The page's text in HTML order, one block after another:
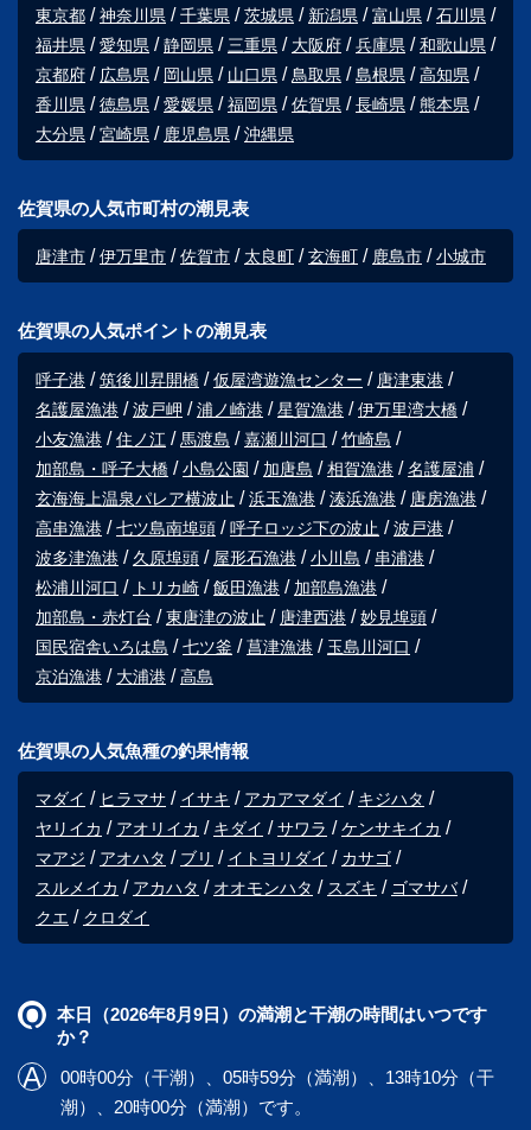
東京都
神奈川県 千葉県 茨城県 新潟県 富山県
石川県
福井県
愛知県 静岡県 三重県 大阪府 兵庫県
和歌山県
京都府
広島県 岡山県 山口県 鳥取県 島根県
高知県
香川県
徳島県 愛媛県 福岡県 佐賀県 長崎県
熊本県
大分県
宮崎県 鹿児島県 沖縄県
佐賀県の人気市町村の潮見表
唐津市 伊万里市 佐賀市 太良町 玄海町 鹿島市 小城市
佐賀県の人気ポイントの潮見表
呼子港 筑後川昇開橋 仮屋湾遊漁センター
唐津東港
名護屋漁港
波戸岬 浦ノ崎港 星賀漁港
伊万里湾大橋
小友漁港
住ノ江 馬渡島 嘉瀬川河口
竹崎島
加部島・呼子大橋
小島公園 加唐島 相賀漁港
名護屋浦
玄海海上温泉パレア横波止
浜玉漁港 湊浜漁港
唐房漁港
高串漁港
七ツ島南埠頭 呼子ロッジ下の波止
波戸港
波多津漁港
久原埠頭 屋形石漁港 小川島
串浦港
松浦川河口
トリカ崎 飯田漁港
加部島漁港
加部島・赤灯台
東唐津の波止 唐津西港
妙見埠頭
国民宿舎いろは島
七ツ釜 菖津漁港
玉島川河口
京泊漁港
大浦港 高島
佐賀県の人気魚種の釣果情報
マダイ ヒラマサ イサキ アカアマダイ
キジハタ
ヤリイカ
アオリイカ キダイ サワラ
ケンサキイカ
マアジ
アオハタ ブリ イトヨリダイ
カサゴ
スルメイカ
アカハタ オオモンハタ スズキ
ゴマサバ
クエ
クロダイ
本日（2026年8月9日）の満潮と干潮の時間はいつです
か？
00時00分（干潮）、05時59分（満潮）、13時10分（干
潮）、20時00分（満潮）です。